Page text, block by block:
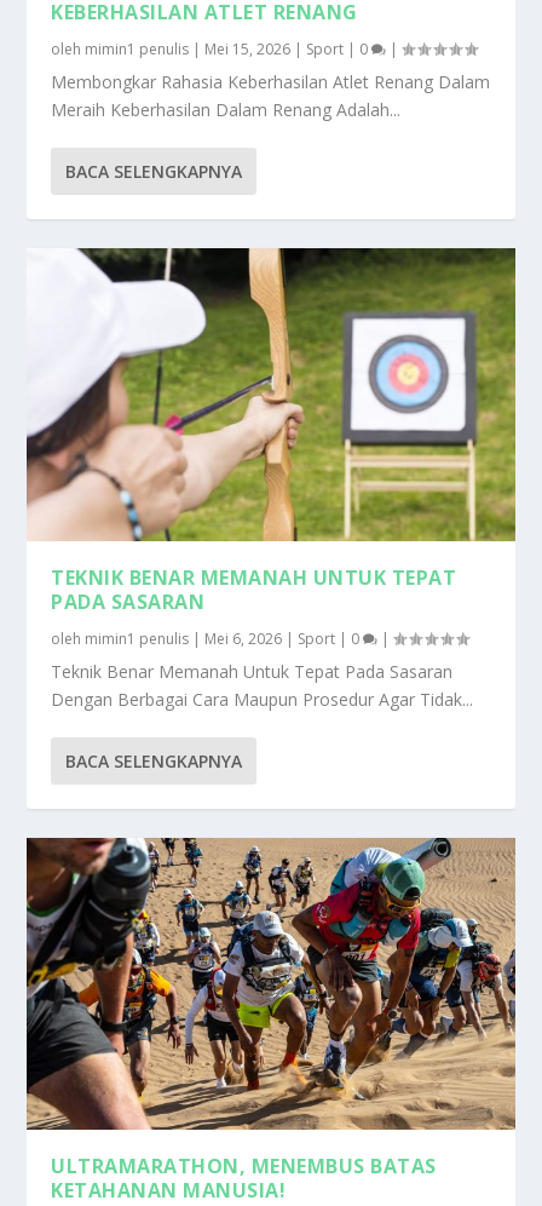
KEBERHASILAN ATLET RENANG
oleh mimin1 penulis | Mei 15, 2026 | Sport | 0 |
Membongkar Rahasia Keberhasilan Atlet Renang Dalam
Meraih Keberhasilan Dalam Renang Adalah...
BACA SELENGKAPNYA
TEKNIK BENAR MEMANAH UNTUK TEPAT
PADA SASARAN
oleh mimin1 penulis | Mei 6, 2026 | Sport | 0 |
Teknik Benar Memanah Untuk Tepat Pada Sasaran
Dengan Berbagai Cara Maupun Prosedur Agar Tidak...
BACA SELENGKAPNYA
ULTRAMARATHON, MENEMBUS BATAS
KETAHANAN MANUSIA!